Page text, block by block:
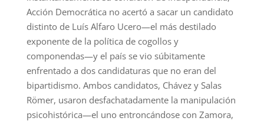
Acción Democrática no acertó a sacar un candidato
distinto de Luís Alfaro Ucero—el más destilado
exponente de la política de cogollos y
componendas—y el país se vio súbitamente
enfrentado a dos candidaturas que no eran del
bipartidismo. Ambos candidatos, Chávez y Salas
Römer, usaron desfachatadamente la manipulación
psicohistórica—el uno entroncándose con Zamora,